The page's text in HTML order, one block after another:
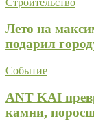
Лето на
подарил
Событие
ANT KAI
камни,